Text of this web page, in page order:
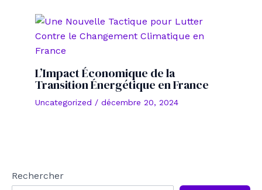
L’Impact Économique de la
Transition Énergétique en France
Uncategorized / décembre 20, 2024
Rechercher